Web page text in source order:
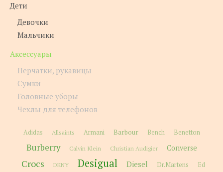
Дети
Девочки
Мальчики
Аксессуары
Перчатки, рукавицы
Сумки
Головные уборы
Чехлы для телефонов
Adidas Allsaints Armani Barbour Bench Benetton
Burberry Calvin Klein Christian Audigier Converse
Crocs DKNY Desigual Diesel Dr.Martens
Ed